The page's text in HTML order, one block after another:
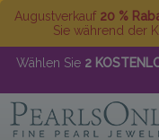
Augustverkauf 20 %
Sie während der
Wählen Sie 2